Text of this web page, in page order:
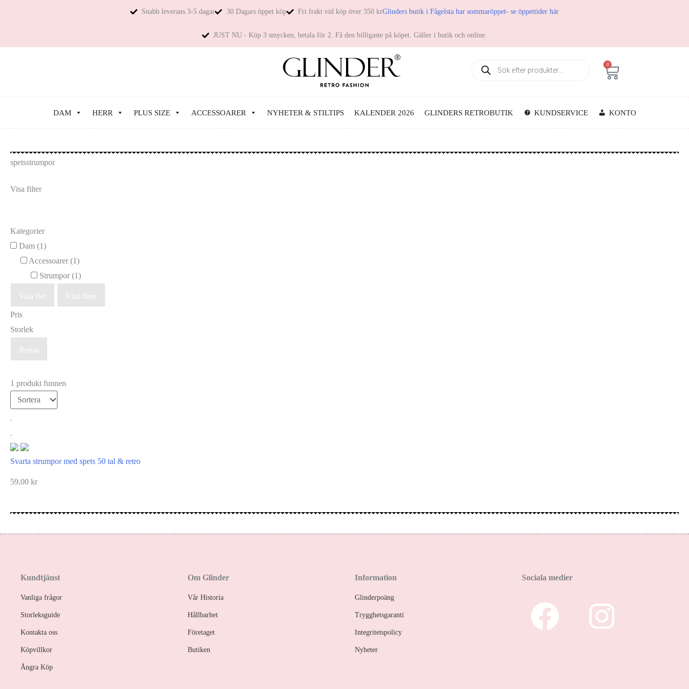
Snabb leverans 3-5 dagar 30 Dagars öppet köp Fri frakt vid köp över 350 krGlinders butik i Fågelsta har sommaröppet- se öppettider här
JUST NU - Köp 3 smycken, betala för 2. Få den billigaste på köpet. Gäller i butik och online.
0
DAM HERR PLUS SIZE ACCESSOARER NYHETER & STILTIPS KALENDER 2026 GLINDERS RETROBUTIK KUNDSERVICE KONTO
spetsstrumpor
Visa filter
Kategorier
Dam (1)
Accessoarer (1)
Strumpor (1)
Visa fler Visa färre
Pris
Storlek
Rensa
1 produkt funnen
Svarta strumpor med spets 50 tal & retro
59,00 kr
Kundtjänst
Vanliga frågor
Storleksguide
Kontakta oss
Köpvillkor
Ångra Köp
Om Glinder
Vår Historia
Hållbarhet
Företaget
Butiken
Information
Glinderpoäng
Trygghetsgaranti
Integritetspolicy
Nyheter
Sociala medier